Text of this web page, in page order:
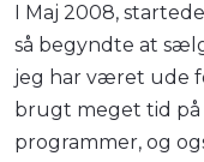
I Maj 2008,
så begyndte at
jeg har været ude
brugt meget tid på
programmer, og